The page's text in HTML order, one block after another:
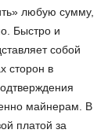
любую сумму,
Быстро и
собой
сторон в
майнерам. В
платой за